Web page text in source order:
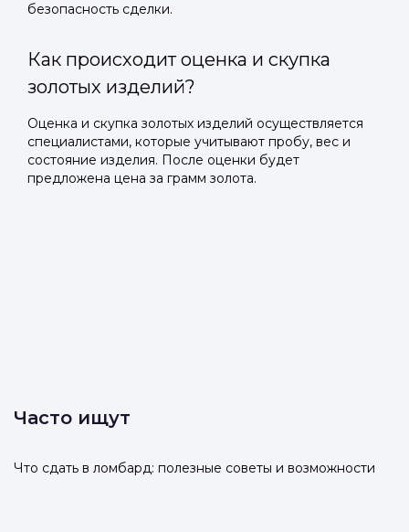
безопасность сделки.
Как происходит оценка и скупка
золотых изделий?
Оценка и скупка золотых изделий осуществляется
специалистами, которые учитывают пробу, вес и
состояние изделия. После оценки будет
предложена цена за грамм золота.
Часто ищут
Что сдать в ломбард: полезные советы и возможности